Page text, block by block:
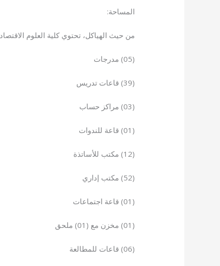
المساحة:
من حيث الهياكل، تحتوي كلية العلوم
(05) مدرجات
(39) قاعات تدريس
(03) مراكز حساب
(01) قاعة للندوات
(12) مكتب للأساتذة
(52) مكتب إداري
(01) قاعة اجتماعات
(01) مخزن مع (01) ملحق
(06) قاعات للمطالعة